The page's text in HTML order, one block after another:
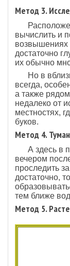
Метод 3.
вычислить и
возвышениях
достаточно
их обычно
Но в
всегда,
а также
недалеко от
местностях,
буков.
Метод 4. Туман
А здесь в
вечером
проследить
достаточно,
тем ближе
Метод 5.